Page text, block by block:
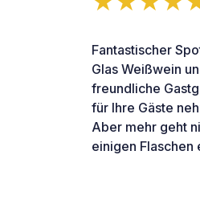
Fantastischer
Glas Weißwein
freundliche
für Ihre Gäste
Aber mehr geht
einigen Flaschen